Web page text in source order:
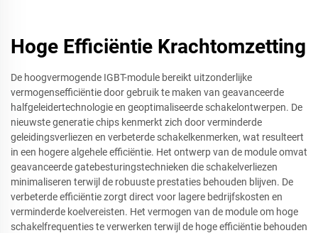
Hoge Efficiëntie Krachtomzetting
De hoogvermogende IGBT-module bereikt uitzonderlijke
vermogensefficiëntie door gebruik te maken van geavanceerde
halfgeleidertechnologie en geoptimaliseerde schakelontwerpen. De
nieuwste generatie chips kenmerkt zich door verminderde
geleidingsverliezen en verbeterde schakelkenmerken, wat resulteert
in een hogere algehele efficiëntie. Het ontwerp van de module omvat
geavanceerde gatebesturingstechnieken die schakelverliezen
minimaliseren terwijl de robuuste prestaties behouden blijven. De
verbeterde efficiëntie zorgt direct voor lagere bedrijfskosten en
verminderde koelvereisten. Het vermogen van de module om hoge
schakelfrequenties te verwerken terwijl de hoge efficiëntie behouden